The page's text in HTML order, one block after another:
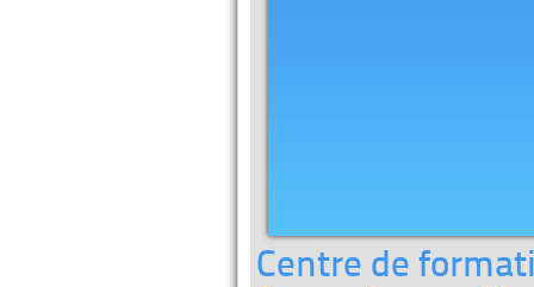
Centre de